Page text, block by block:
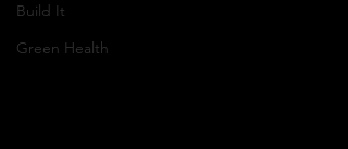
Build It
Green Health